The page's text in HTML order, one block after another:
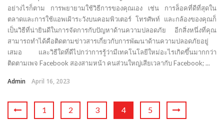
อย่างไรก็ตาม การพยายามใช้วิธีการของคุณเอง เช่น การล็อคที่ดีที่สุดใน
ตลาดและการใช้แอพเฝ้าระวังบนคอมพิวเตอร์ โทรศัพท์ และกล้องของคุณก็
เป็นวิธีที่น่ายินดีในการจัดการกับปัญหาด้านความปลอดภัย อีกสิ่งหนึ่งที่คุณ
สามารถทำได้คือติดตามข่าวสารเกี่ยวกับการพัฒนาด้านความปลอดภัยอยู่
เสมอ และวิธีใดที่ดีไปกว่าการรู้ว่ามีเทคโนโลยีใหม่อะไรเกิดขึ้นมากกว่า
ติดตามเพจ Facebook สองสามหน้า คนส่วนใหญ่เสียเวลากับ Facebook; ...
Admin April 16, 2023
1 2 3 4 5